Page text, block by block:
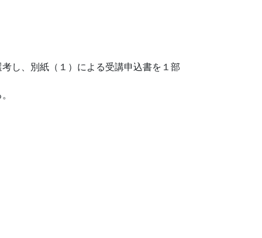
し、別紙（１）による受講申込書を１部